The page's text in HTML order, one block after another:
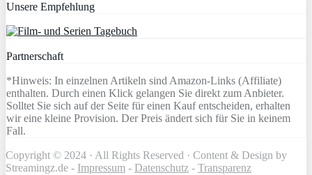
Unsere Empfehlung
Partnerschaft
*Hinweis: In einzelnen Artikeln sind Amazon-Links (Affiliate)
enthalten. Durch einen Klick gelangen Sie direkt zum Anbieter.
Solltet Sie sich auf der Seite für einen Kauf entscheiden, erhalten
wir eine kleine Provision. Der Preis ändert sich für Sie in keinem
Fall.
Copyright © 2024 · All Rights Reserved · Content & Design by
Streamingz.de - Impressum - Datenschutz - Transparenz